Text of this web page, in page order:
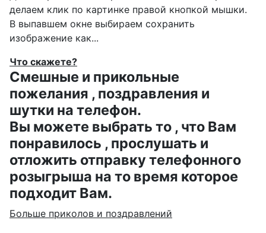
делаем клик по картинке правой кнопкой мышки.
В выпавшем окне выбираем сохранить
изображение как...
Что скажете?
Смешные и прикольные
пожелания , поздравления и
шутки на телефон.
Вы можете выбрать то , что Вам
понравилось , прослушать и
отложить отправку телефонного
розыгрыша на то время которое
подходит Вам.
Больше приколов и поздравлений